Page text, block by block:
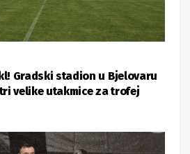
Gradski stadion u Bjelovaru
velike utakmice za trofej